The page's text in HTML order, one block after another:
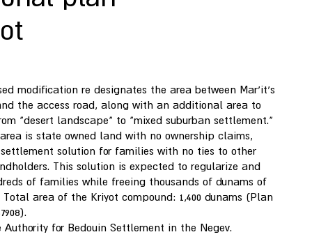
modification re designates the area between Mar'it's
the access road, along with an additional area to
"desert landscape" to "mixed suburban settlement."
is state owned land with no ownership claims,
solution for families with no ties to other
This solution is expected to regularize and
of families while freeing thousands of dunams of
area of the Kriyot compound: 1,400 dunams (Plan
Authority for Bedouin Settlement in the Negev.